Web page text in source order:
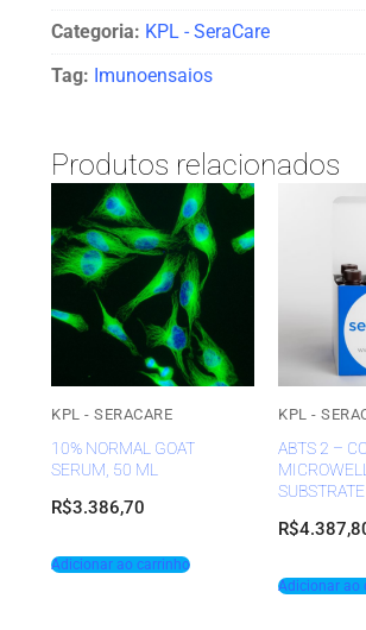
Categoria: KPL - SeraCare
Tag: Imunoensaios
Produtos relacionados
KPL - SERACARE
10% NORMAL GOAT
SERUM, 50 ML
R$3.386,70
Adicionar ao carrinho
KPL -
ABTS 2 –
R$
Adicionar ao